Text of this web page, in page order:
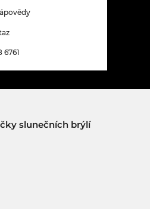
6761
slunečních brýlí